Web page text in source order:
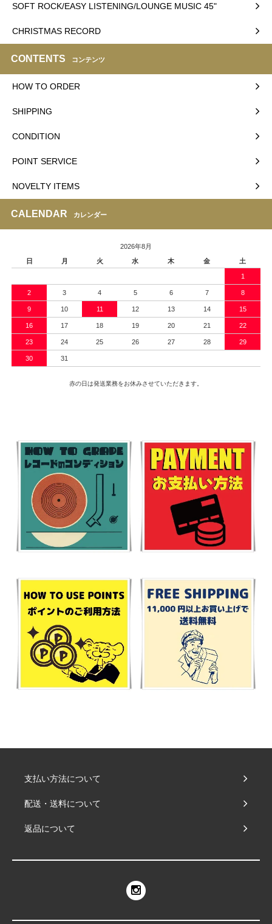
SOFT ROCK/EASY LISTENING/LOUNGE MUSIC 45"
CHRISTMAS RECORD
CONTENTS コンテンツ
HOW TO ORDER
SHIPPING
CONDITION
POINT SERVICE
NOVELTY ITEMS
CALENDAR カレンダー
2026年8月
日
月 火 水 木 金 土
1
2 3 4 5 6 7 8
9 10 11 12 13 14 15
16 17 18 19 20 21 22
23 24 25 26 27 28 29
30 31
赤の日は発送業務をお休みさせていただきます。
支払い方法について
配送・送料について
返品について